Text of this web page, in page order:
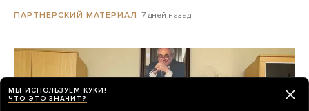
ПАРТНЕРСКИЙ МАТЕРИАЛ 7 дней назад
МЫ ИСПОЛЬЗУЕМ КУКИ!
ЧТО ЭТО ЗНАЧИТ?